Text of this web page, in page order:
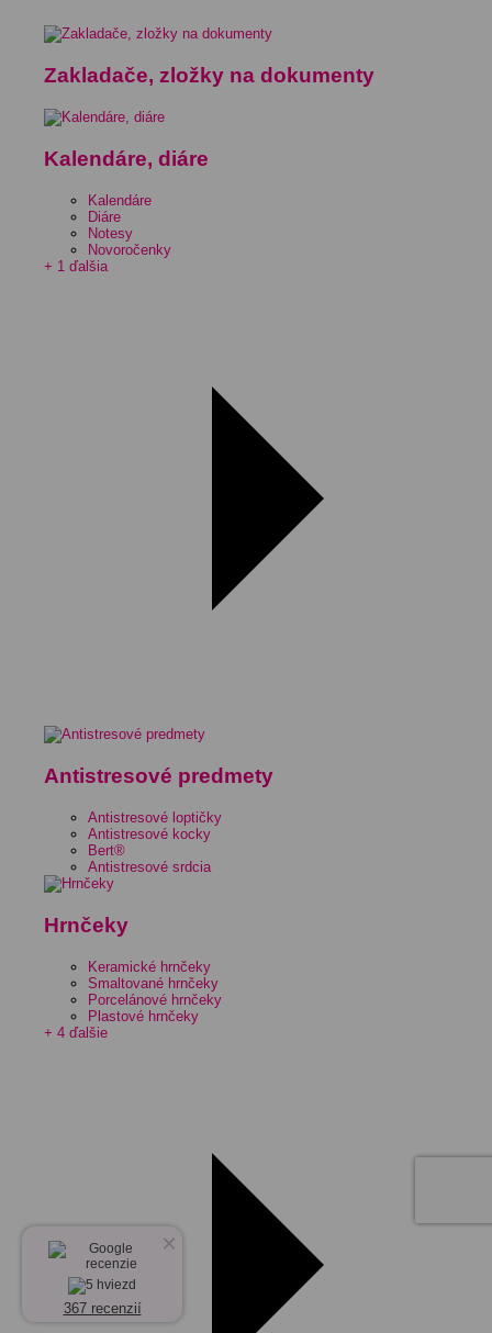
Zakladače, zložky na dokumenty
Kalendáre, diáre
Kalendáre
Diáre
Notesy
Novoročenky
+ 1 ďalšia
Antistresové predmety
Antistresové loptičky
Antistresové kocky
Bert®
Antistresové srdcia
Hrnčeky
Keramické hrnčeky
Smaltované hrnčeky
Porcelánové hrnčeky
Plastové hrnčeky
+ 4 ďalšie
×
367 recenzií